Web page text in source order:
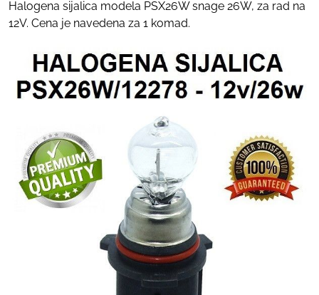
Halogena sijalica modela PSX26W snage 26W, za rad na
12V. Cena je navedena za 1 komad.